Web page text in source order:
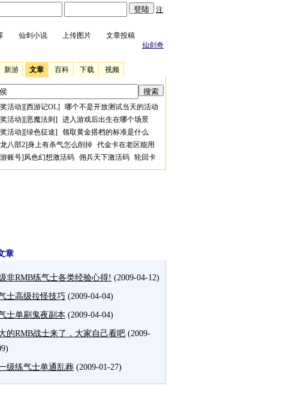
注
仙剑小说 上传图片
文章投稿
仙剑奇
新游 文章 百科 下载 视频
活动][西游记OL] 哪个不是开放测试当天的活动
活动][恶魔法则 ] 进入游戏后出生在哪个场景
活动][绿色征途] 领取黄金搭档的标准是什么
八部2]身上有杀气怎么削掉 代金卡在老区能用
账号]风色幻想激活码 佣兵天下激活码 轮回卡
章
非RMB练气士各类经验心得! (2009-04-12)
士高级拉怪技巧 (2009-04-04)
士单刷鬼夜副本 (2009-04-04)
的RMB战士来了，大家自己看吧 (2009-
级练气士单通乱葬 (2009-01-27)